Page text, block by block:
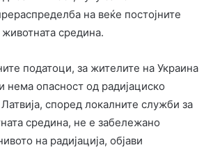
на веќе постојните
средина.
податоци, за жителите на Украина
нема опасност од радијациско
според локалните служби за
средина, не е забележано
на радијација, објави